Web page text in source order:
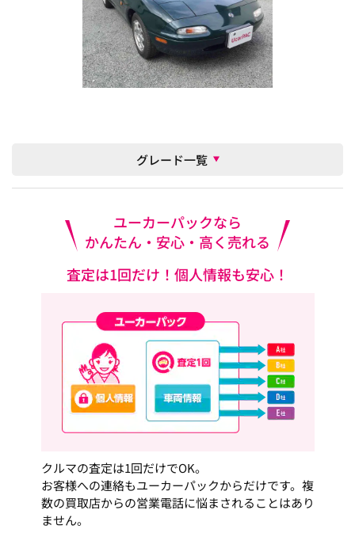
グレード一覧
ユーカーパックなら
かんたん・安心・高く売れる
査定は1回だけ！個人情報も安心！
クルマの査定は1回だけでOK。
お客様への連絡もユーカーパックからだけです。複
数の買取店からの営業電話に悩まされることはあり
ません。